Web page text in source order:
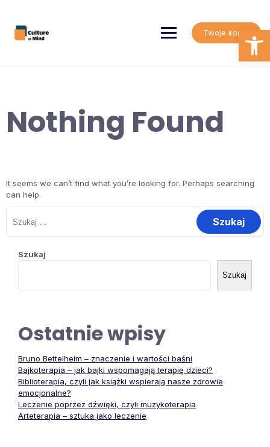
content
Twoje konto
Nothing Found
It seems we can’t find what you’re looking for. Perhaps searching
can help.
Szukaj:
Szukaj
Szukaj
Ostatnie wpisy
Bruno Bettelheim – znaczenie i wartości baśni
Bajkoterapia – jak bajki wspomagają terapię dzieci?
Biblioterapia, czyli jak książki wspierają nasze zdrowie
emocjonalne?
Leczenie poprzez dźwięki, czyli muzykoterapia
Arteterapia – sztuka jako leczenie